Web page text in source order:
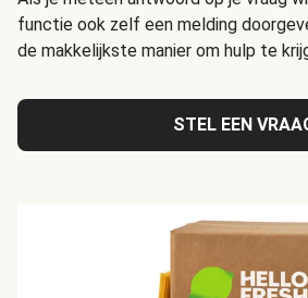
functie ook zelf een melding
de makkelijkste manier om hulp te
STEL EEN